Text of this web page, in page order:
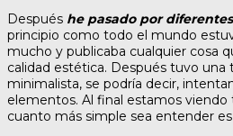
Después he pasado por
principio como todo el mundo
mucho y publicaba cualquier cosa
calidad estética. Después tuvo una
minimalista, se podría decir,
elementos. Al final estamos
cuanto más simple sea entender